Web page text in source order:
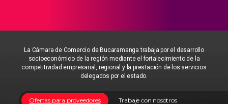
La Cámara de Comercio de Bucaramanga trabaja por el desarrollo
socioeconómico de la región mediante el fortalecimiento de la
competitividad empresarial, regional y la prestación de los servicios
delegados por el estado.
Trabaje con nosotros
Ofertas para proveedores